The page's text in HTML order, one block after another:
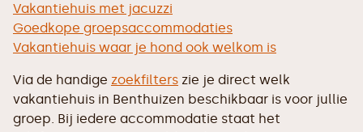
Vakantiehuis met jacuzzi
Goedkope groepsaccommodaties
Vakantiehuis waar je hond ook welkom is
Via de handige zoekfilters zie je direct welk
vakantiehuis in Benthuizen beschikbaar is voor jullie
groep. Bij iedere accommodatie staat het